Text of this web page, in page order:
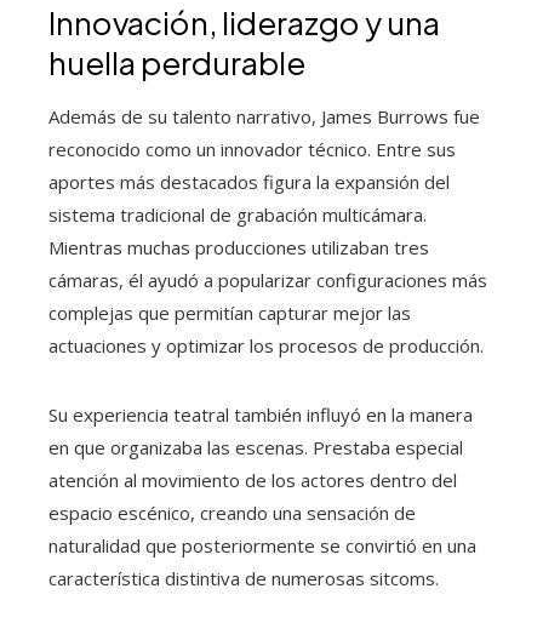
Innovación, liderazgo y una
huella perdurable
Además de su talento narrativo, James Burrows fue
reconocido como un innovador técnico. Entre sus
aportes más destacados figura la expansión del
sistema tradicional de grabación multicámara.
Mientras muchas producciones utilizaban tres
cámaras, él ayudó a popularizar configuraciones más
complejas que permitían capturar mejor las
actuaciones y optimizar los procesos de producción.
Su experiencia teatral también influyó en la manera
en que organizaba las escenas. Prestaba especial
atención al movimiento de los actores dentro del
espacio escénico, creando una sensación de
naturalidad que posteriormente se convirtió en una
característica distintiva de numerosas sitcoms.